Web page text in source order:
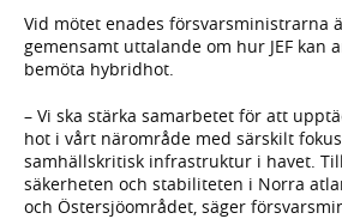
Vid mötet enades försvarsministrarna
gemensamt uttalande om hur JEF kan
bemöta hybridhot.
– Vi ska stärka samarbetet för att
hot i vårt närområde med särskilt
samhällskritisk infrastruktur i havet.
säkerheten och stabiliteten i Norra
och Östersjöområdet, säger